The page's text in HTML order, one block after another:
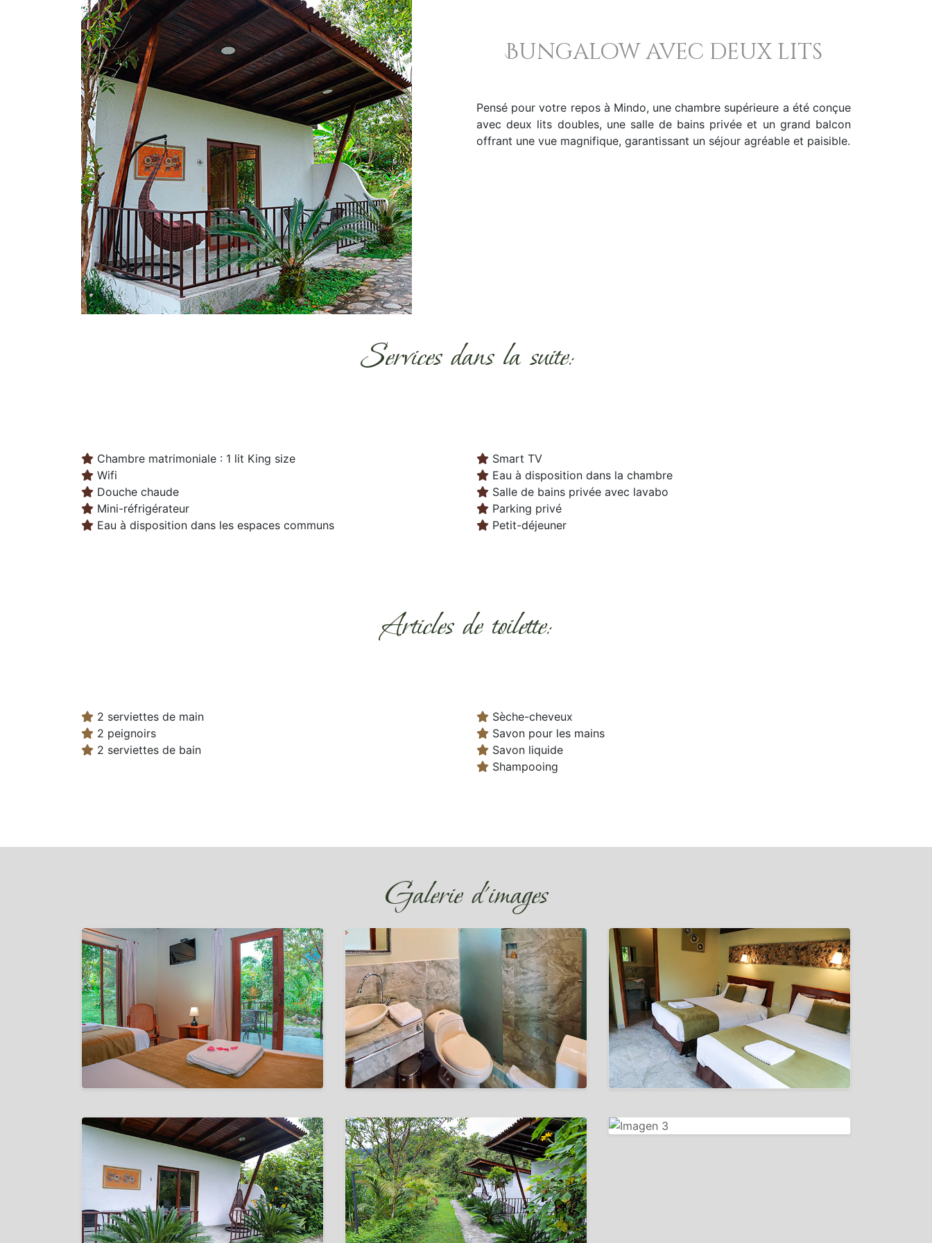
Bungalow avec deux lits
Pensé pour votre repos à Mindo, une chambre supérieure a été conçue
avec deux lits doubles, une salle de bains privée et un grand balcon
offrant une vue magnifique, garantissant un séjour agréable et paisible.
Services dans la suite:
Chambre matrimoniale : 1 lit King size
Wifi
Douche chaude
Mini-réfrigérateur
Eau à disposition dans les espaces communs
Smart TV
Eau à disposition dans la chambre
Salle de bains privée avec lavabo
Parking privé
Petit-déjeuner
Articles de toilette:
2 serviettes de main
2 peignoirs
2 serviettes de bain
Sèche-cheveux
Savon pour les mains
Savon liquide
Shampooing
Galerie d'images